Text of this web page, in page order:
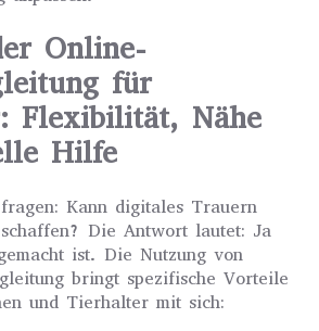
Online-
für
Flexibilität, Nähe
Hilfe
Kann digitales Trauern
Die Antwort lautet: Ja
ist. Die Nutzung von
bringt spezifische Vorteile
und Tierhalter mit sich: